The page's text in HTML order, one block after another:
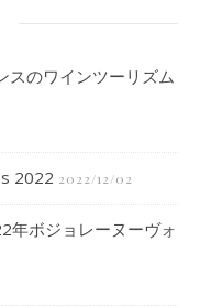
スのワインツーリズム
2022 2022/12/02
年ボジョレーヌーヴォ